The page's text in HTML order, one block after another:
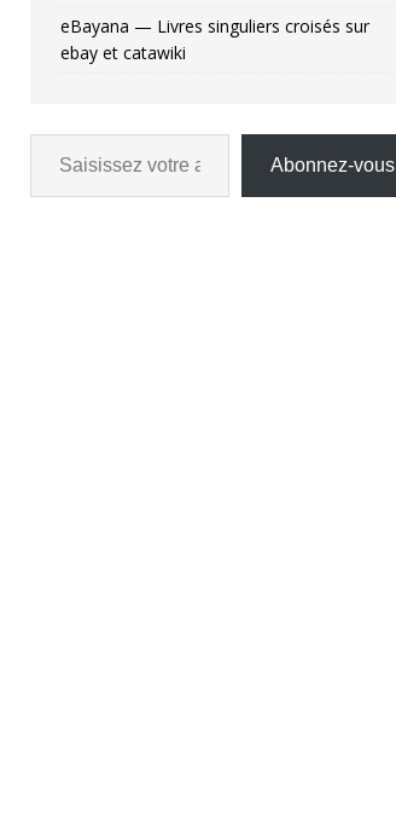
eBayana — Livres singuliers croisés sur
ebay et catawiki
Abonnez-vous